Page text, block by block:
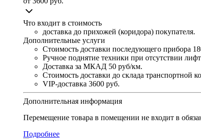
Что входит в стоимость
доставка до прихожей (коридора) покупателя.
Дополнительные услуги
Стоимость доставки последующего прибора
Ручное поднятие техники при отсутствии
Доставка за МКАД 50 руб/км.
Стоимость доставки до склада транспортной
VIP-доставка 3600 руб.
Дополнительная информация
Перемещение товара в помещении не входит в
Подробнее